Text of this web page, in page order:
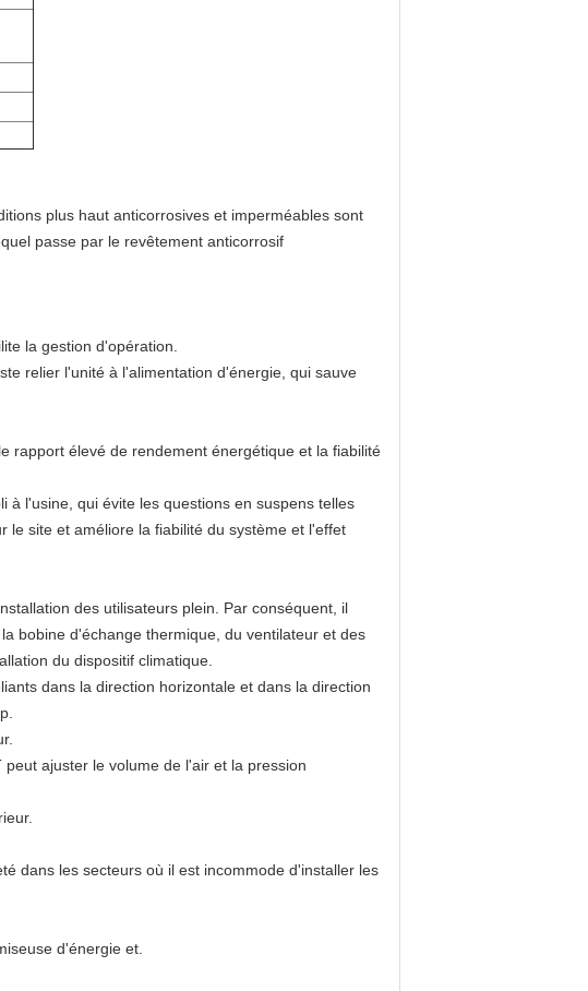
plus haut anticorrosives et imperméables sont
passe par le revêtement anticorrosif
la gestion d'opération.
relier l'unité à l'alimentation d'énergie, qui sauve
rapport élevé de rendement énergétique et la fiabilité
à l'usine, qui évite les questions en suspens telles
le site et améliore la fiabilité du système et l'effet
des utilisateurs plein. Par conséquent, il
bobine d'échange thermique, du ventilateur et des
du dispositif climatique.
dans la direction horizontale et dans la direction
ajuster le volume de l'air et la pression
dans les secteurs où il est incommode d'installer les
d'énergie et.